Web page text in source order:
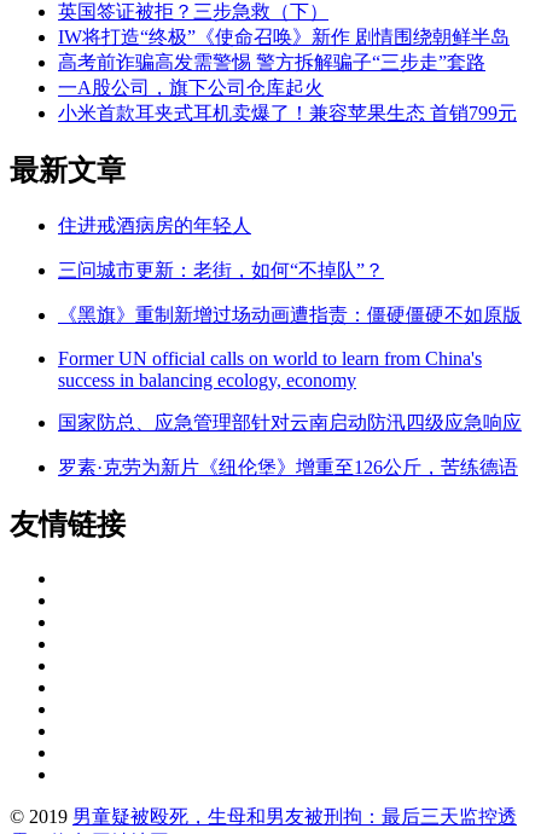
英国签证被拒？三步急救（下）
IW将打造“终极”《使命召唤》新作 剧情围绕朝鲜半岛
高考前诈骗高发需警惕 警方拆解骗子“三步走”套路
一A股公司，旗下公司仓库起火
小米首款耳夹式耳机卖爆了！兼容苹果生态 首销799元
最新文章
住进戒酒病房的年轻人
三问城市更新：老街，如何“不掉队”？
《黑旗》重制新增过场动画遭指责：僵硬僵硬不如原版
Former UN official calls on world to learn from China's
success in balancing ecology, economy
国家防总、应急管理部针对云南启动防汛四级应急响应
罗素·克劳为新片《纽伦堡》增重至126公斤，苦练德语
友情链接
© 2019 男童疑被殴死，生母和男友被刑拘：最后三天监控透